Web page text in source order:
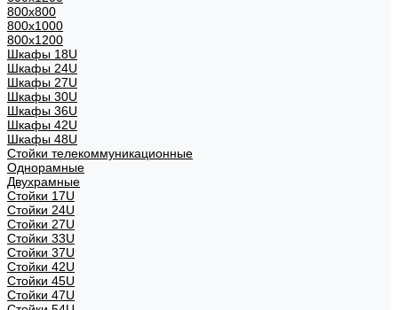
800x800
800х1000
800х1200
Шкафы 18U
Шкафы 24U
Шкафы 27U
Шкафы 30U
Шкафы 36U
Шкафы 42U
Шкафы 48U
Стойки телекоммуникационные
Однорамные
Двухрамные
Стойки 17U
Стойки 24U
Стойки 27U
Стойки 33U
Стойки 37U
Стойки 42U
Стойки 45U
Стойки 47U